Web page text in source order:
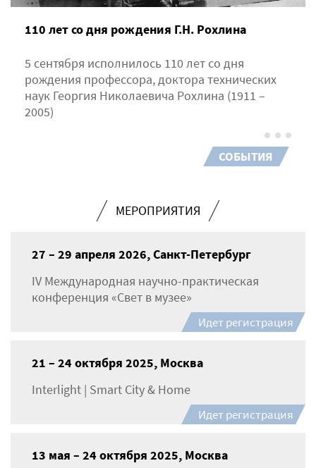
110 лет со дня рождения Г.Н. Рохлина
5 сентября исполнилось 110 лет со дня
рождения профессора, доктора технических
наук Георгия Николаевича Рохлина (1911 –
2005)
СОБЫТИЯ
МЕРОПРИЯТИЯ
27 – 29 апреля 2026, Санкт-Петербург
IV Международная научно-практическая
конференция «Свет в музее»
Идет регистрация
21 – 24 октября 2025, Москва
Interlight | Smart City & Home
Идет регистрация
13 мая – 24 октября 2025, Москва